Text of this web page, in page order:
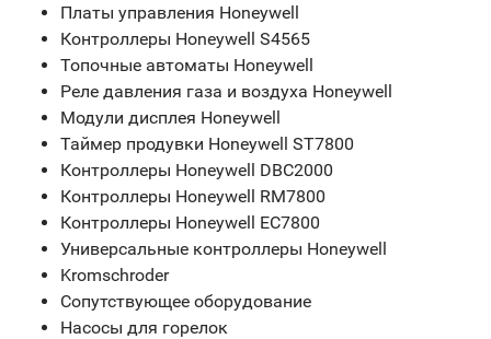
Платы управления Honeywell
Контроллеры Honeywell S4565
Топочные автоматы Honeywell
Реле давления газа и воздуха Honeywell
Модули дисплея Honeywell
Таймер продувки Honeywell ST7800
Контроллеры Honeywell DBC2000
Контроллеры Honeywell RM7800
Контроллеры Honeywell EC7800
Универсальные контроллеры Honeywell
Kromschroder
Сопутствующее оборудование
Насосы для горелок